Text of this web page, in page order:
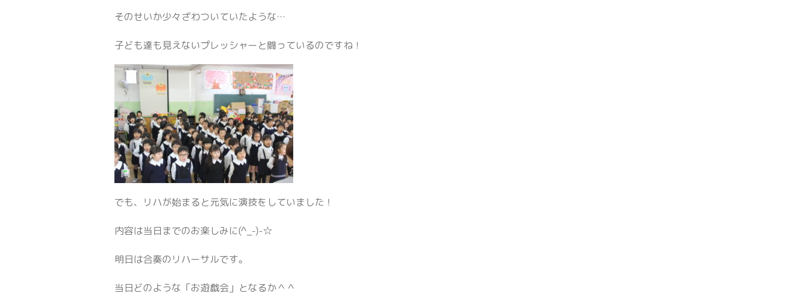
そのせいか少々ざわついていたような…
子ども達も見えないプレッシャーと闘っているのですね！
でも、リハが始まると元気に演技をしていました！
内容は当日までのお楽しみに(^_-)-☆
明日は合奏のリハーサルです。
当日どのような「お遊戯会」となるか＾＾